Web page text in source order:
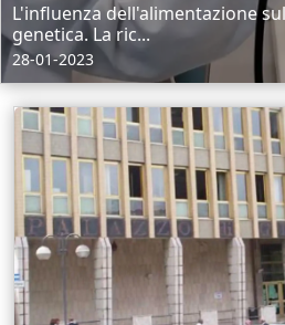
L'influenza dell'alimentazione
genetica. La ric...
28-01-2023